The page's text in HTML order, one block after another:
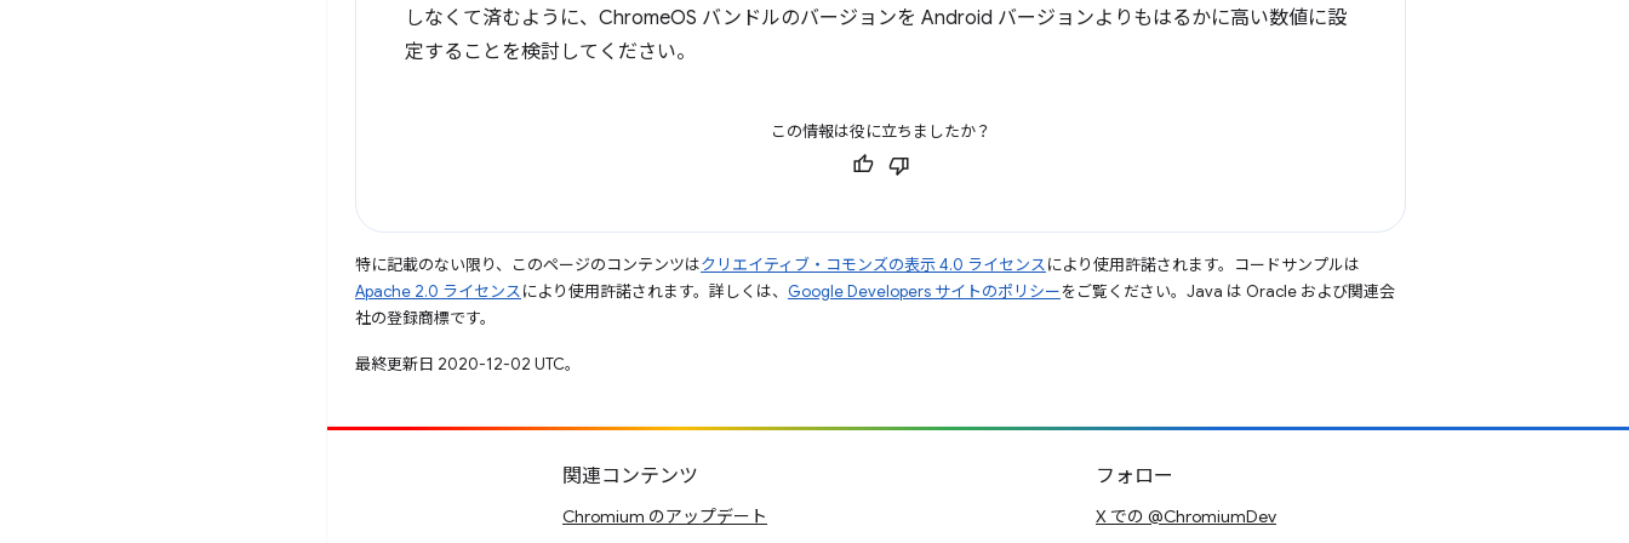
しなくて済むように、ChromeOS バンドルのバージョンを Android バージョンよりもはるかに高い数値に設
定することを検討してください。
この情報は役に立ちましたか？
特に記載のない限り、このページのコンテンツはクリエイティブ・コモンズの表示 4.0 ライセンスにより使用許諾されます。コードサンプルは
Apache 2.0 ライセンスにより使用許諾されます。詳しくは、 Google Developers サイトのポリシーをご覧ください。Java は Oracle および関連会
社の登録商標です。
最終更新日 2020-12-02 UTC。
関連コンテンツ
Chromium のアップデート
フォロー
X での @ChromiumDev